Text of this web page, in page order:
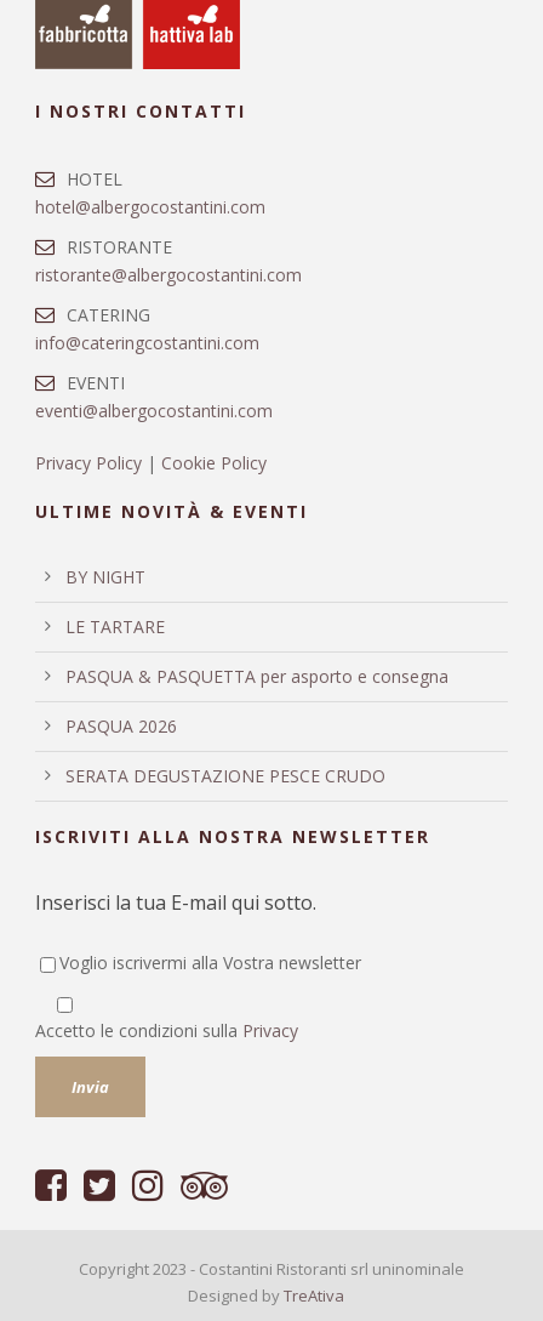
I NOSTRI CONTATTI
HOTEL
hotel@albergocostantini.com
RISTORANTE
ristorante@albergocostantini.com
CATERING
info@cateringcostantini.com
EVENTI
eventi@albergocostantini.com
Privacy Policy | Cookie Policy
ULTIME NOVITÀ & EVENTI
BY NIGHT
LE TARTARE
PASQUA & PASQUETTA per asporto e consegna
PASQUA 2026
SERATA DEGUSTAZIONE PESCE CRUDO
ISCRIVITI ALLA NOSTRA NEWSLETTER
Inserisci la tua E-mail qui sotto.
Voglio iscrivermi alla Vostra newsletter
Accetto le condizioni sulla Privacy
Copyright 2023 - Costantini Ristoranti srl uninominale
Designed byTreAtiva